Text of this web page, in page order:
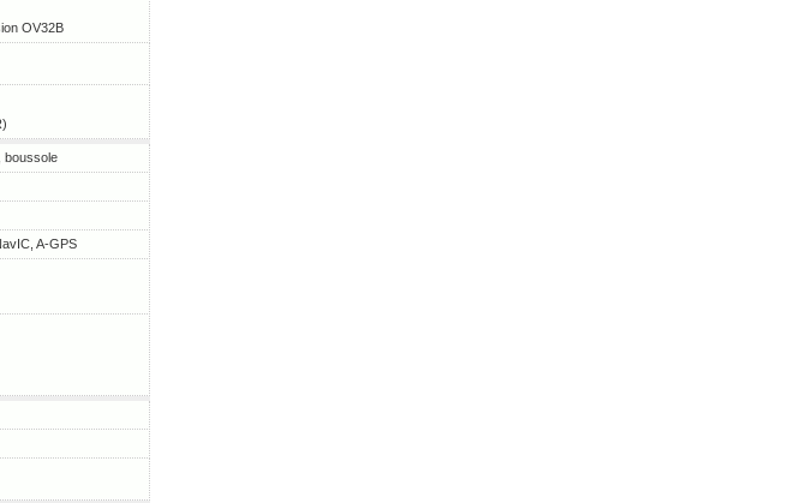
OV32B
boussole
A-GPS